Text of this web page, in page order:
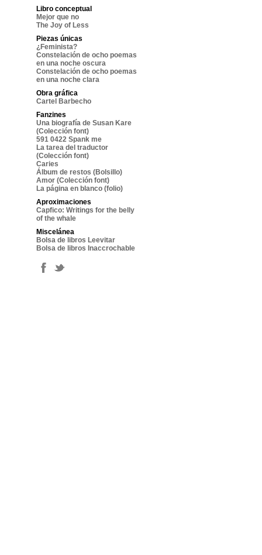
Libro conceptual
Mejor que no
The Joy of Less
Piezas únicas
¿Feminista?
Constelación de ocho poemas
en una noche oscura
Constelación de ocho poemas
en una noche clara
Obra gráfica
Cartel Barbecho
Fanzines
Una biografía de Susan Kare
(Colección font)
591 0422 Spank me
La tarea del traductor
(Colección font)
Caries
Álbum de restos (Bolsillo)
Amor (Colección font)
La página en blanco (folio)
Aproximaciones
Capfico: Writings for the belly
of the whale
Miscelánea
Bolsa de libros Leevitar
Bolsa de libros Inaccrochable